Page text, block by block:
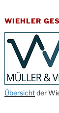
10-12
09.10.
Kirche
10.10.
Kirche
18:00
11.10.
WIEHLER
Übersichtder